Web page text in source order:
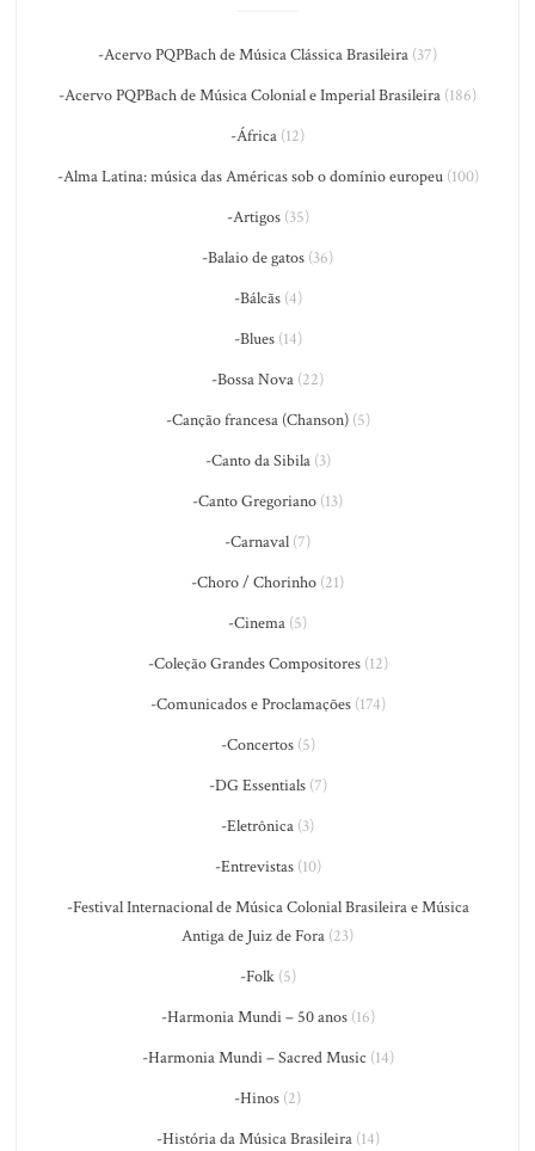
-Acervo PQPBach de Música Clássica Brasileira (37)
-Acervo PQPBach de Música Colonial e Imperial Brasileira (186)
-África (12)
-Alma Latina: música das Américas sob o domínio europeu(100)
-Artigos(35)
-Balaio de gatos (36)
-Bálcãs(4)
-Blues(14)
-Bossa Nova (22)
-Canção francesa (Chanson)(5)
-Canto da Sibila(3)
-Canto Gregoriano (13)
-Carnaval (7)
-Choro / Chorinho (21)
-Cinema (5)
-Coleção Grandes Compositores(12)
-Comunicados e Proclamações(174)
-Concertos(5)
-DG Essentials(7)
-Eletrônica (3)
-Entrevistas(10)
-Festival Internacional de Música Colonial Brasileira e Música
Antiga de Juiz de Fora (23)
-Folk(5)
-Harmonia Mundi – 50 anos(16)
-Harmonia Mundi – Sacred Music (14)
-Hinos (2)
-História da Música Brasileira(14)